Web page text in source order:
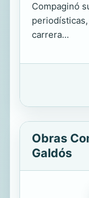
Compaginó
carrera...
Obras
Galdós